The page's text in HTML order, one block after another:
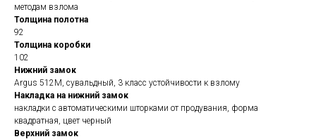
методам взлома
Толщина полотна
92
Толщина коробки
102
Нижний замок
Argus 512М, сувальдный, 3 класс устойчивости к взлому
Накладка на нижний замок
накладки с автоматическими шторками от продувания, форма
квадратная, цвет черный
Верхний замок